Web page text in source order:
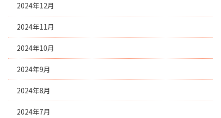
2024年12月
2024年11月
2024年10月
2024年9月
2024年8月
2024年7月